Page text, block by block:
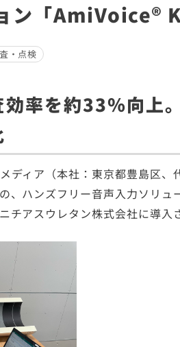
ン「AmiVoice®
・点検
率を約33％向上
ディア（本社：東京都豊島区
、ハンズフリー音声入力ソリ
チアスウレタン株式会社に導入